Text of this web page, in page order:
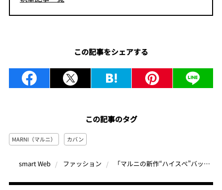
この記事をシェアする
この記事のタグ
MARNI（マルニ） カバン
smart Web ファッション 「マルニの新作“ハイスぺ”バックパックが欲しい！」ジグザグ刺しゅうにときめく！耐久性＆撥水性抜群のコーデュラ®素材で新登場